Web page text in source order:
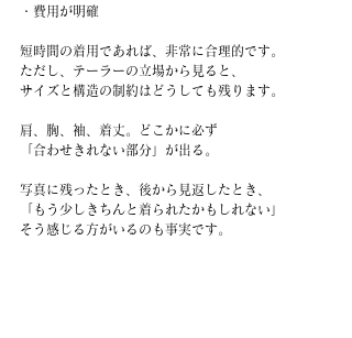
・費用が明確
短時間の着用であれば、非常に合理的です。
ただし、テーラーの立場から見ると、
サイズと構造の制約はどうしても残ります。
肩、胸、袖、着丈。どこかに必ず
「合わせきれない部分」が出る。
写真に残ったとき、後から見返したとき、
「もう少しきちんと着られたかもしれない」
そう感じる方がいるのも事実です。